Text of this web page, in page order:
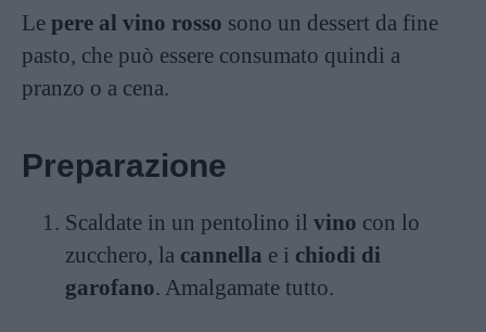
Le pere al vino rosso sono un dessert da fine
pasto, che può essere consumato quindi a
pranzo o a cena.
Preparazione
Scaldate in un pentolino il vino con lo
zucchero, la cannella e i chiodi di
garofano. Amalgamate tutto.